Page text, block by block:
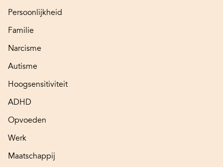
Persoonlijkheid
Familie
Narcisme
Autisme
Hoogsensitiviteit
ADHD
Opvoeden
Werk
Maatschappij